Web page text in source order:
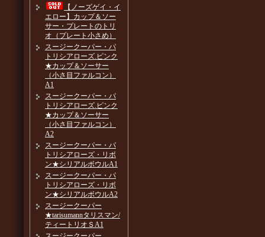
【ノーズゲイ・イ
エロー】カップ＆ソー
サー・プレートのトリ
オ（プレート小さめ）
スージークーパー・パ
トリシアローズ.ピンク
★カップ＆ソーサー
（小さ目ファルコン）
A1
スージークーパー・パ
トリシアローズ.ピンク
★カップ＆ソーサー
（小さ目ファルコン）
A2
スージークーパー・パ
トリシアローズ・リボ
ン★シリアルボウルA1
スージークーパー・パ
トリシアローズ・リボ
ン★シリアルボウルA2
スージークーパー
★tarisumannタリスマン/
ティートリオＳA1